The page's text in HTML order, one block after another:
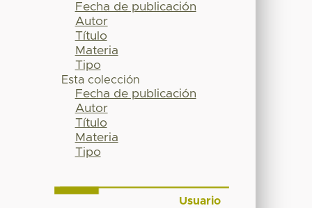
Fecha de publicación
Autor
Título
Materia
Tipo
Esta colección
Fecha de publicación
Autor
Título
Materia
Tipo
Usuario